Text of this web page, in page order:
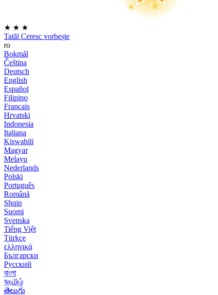
★ ★ ★
Tatăl Ceresc vorbește
ro
Bokmål
Čeština
Deutsch
English
Español
Filipino
Français
Hrvatski
Indonesia
Italiana
Kiswahili
Magyar
Melayu
Nederlands
Polski
Português
Română
Shqip
Suomi
Svenska
Tiếng Việt
Türkçe
ελληνικά
Български
Русский
বাংলা
বதமிழ்
తెలుగు